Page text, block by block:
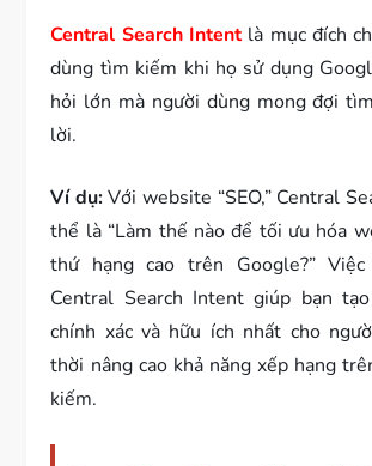
Central Search Intentlà mục đích
dùng tìm kiếm khi họ sử dụng
hỏi lớn mà người dùng mong đợi
lời.
Ví dụ:Với website “SEO,” Central
thể là “Làm thế nào để tối ưu hóa
thứ hạng cao trên Google?”
Central Search Intent giúp bạn
chính xác và hữu ích nhất cho
thời nâng cao khả năng xếp hạng
kiếm.